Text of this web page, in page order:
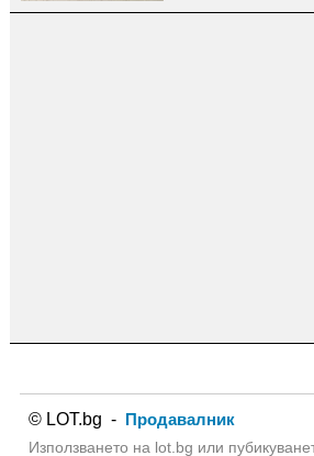
© LOT.bg - Продавалник
Използването на lot.bg или